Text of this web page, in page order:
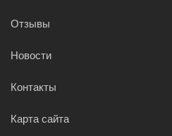
Отзывы
Новости
Контакты
Карта сайта